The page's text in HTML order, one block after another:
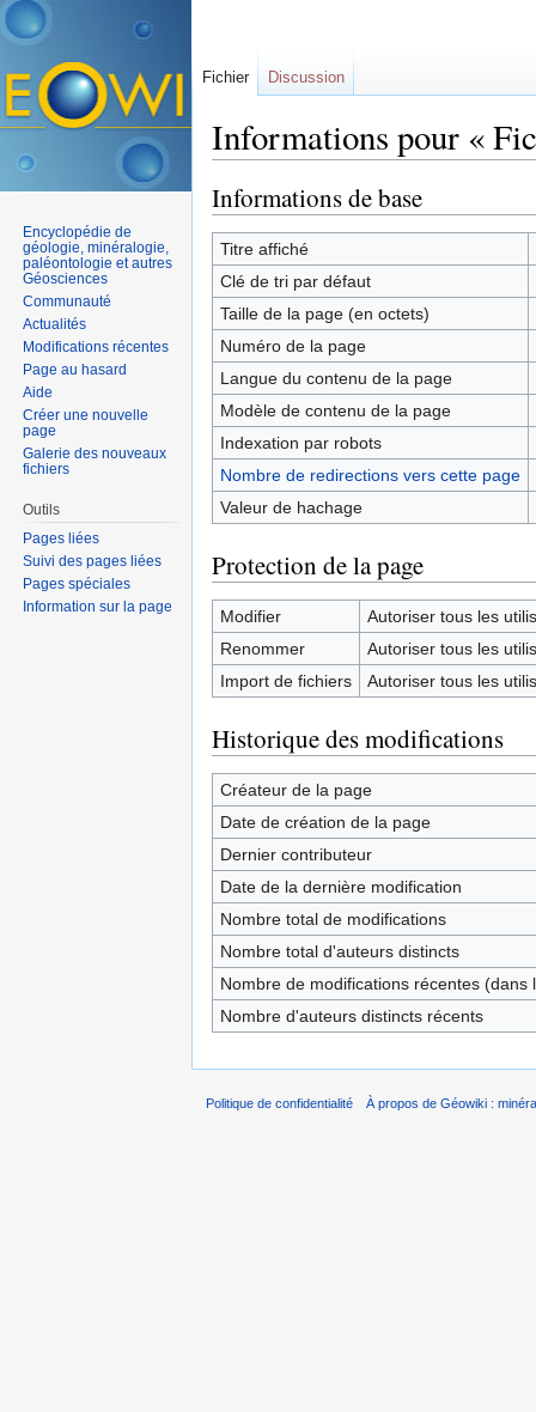
Informations pour «
Informations de base
Titre affiché
Clé de tri par défaut
Taille de la page (en octets)
Numéro de la page
Langue du contenu de la page
Modèle de contenu de la page
Indexation par robots
Nombre de redirections vers cette page
Valeur de hachage
Protection de la page
Modifier
Autoriser tous les
Renommer
Autoriser tous les
Import de fichiers
Autoriser tous les
Historique des modifications
Créateur de la page
Date de création de la page
Dernier contributeur
Date de la dernière modification
Nombre total de modifications
Nombre total d'auteurs distincts
Nombre de modifications récentes (dans
Nombre d'auteurs distincts récents
Fichier Discussion
Encyclopédie de
géologie, minéralogie,
paléontologie et autres
Géosciences
Communauté
Actualités
Modifications récentes
Page au hasard
Aide
Créer une nouvelle
page
Galerie des nouveaux
fichiers
Outils
Pages liées
Suivi des pages liées
Pages spéciales
Information sur la page
Politique de confidentialité À propos de Géowiki :